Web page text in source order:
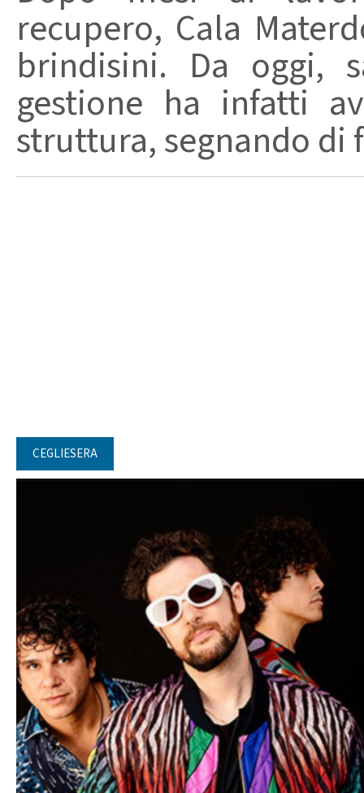
recupero, Cala
brindisini. Da oggi,
gestione ha infatti
struttura, segnando di
CEGLIESERA